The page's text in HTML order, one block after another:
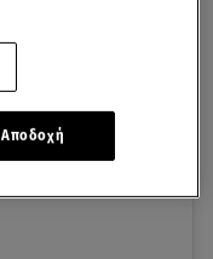
Αποδοχή